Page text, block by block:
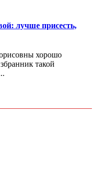
лучше присесть,
хорошо
такой